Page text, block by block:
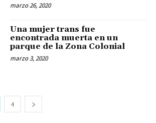
marzo 26, 2020
Una mujer trans fue
encontrada muerta en un
parque de la Zona Colonial
marzo 3, 2020
4